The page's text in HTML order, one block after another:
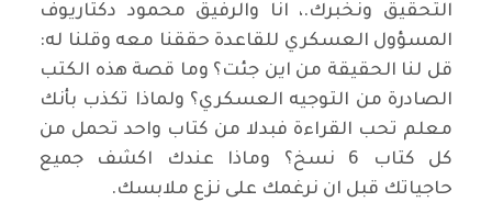
التحقيق ونخبرك.، انا والرفيق محمود دكتاريوف
المسؤول العسكري للقاعدة حققنا معه وقلنا له:
قل لنا الحقيقة من اين جئت؟ وما قصة هذه الكتب
الصادرة من التوجيه العسكري؟ ولماذا تكذب بأنك
معلم تحب القراءة فبدلا من كتاب واحد تحمل من
كل كتاب 6 نسخ؟ وماذا عندك اكشف جميع
حاجياتك قبل ان نرغمك على نزع ملابسك.